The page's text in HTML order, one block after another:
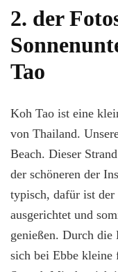
2. der
Tao
Koh Tao ist eine
von Thailand.
Beach. Dieser
der schöneren der
typisch, dafür ist der
ausgerichtet und
genießen. Durch die
sich bei Ebbe kleine